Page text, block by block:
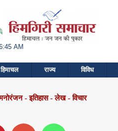
AM
हिमाचल राज्य विविध
- इतिहास - लेख - विचार